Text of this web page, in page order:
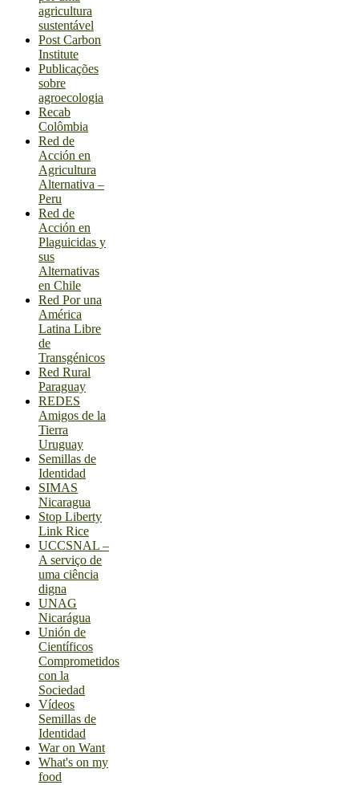
agricultura
sustentável
Post Carbon
Institute
Publicações
sobre
agroecologia
Recab
Colômbia
Red de
Acción en
Agricultura
Alternativa –
Peru
Red de
Acción en
Plaguicidas y
sus
Alternativas
en Chile
Red Por una
América
Latina Libre
de
Transgénicos
Red Rural
Paraguay
REDES
Amigos de la
Tierra
Uruguay
Semillas de
Identidad
SIMAS
Nicaragua
Stop Liberty
Link Rice
UCCSNAL –
A serviço de
uma ciência
digna
UNAG
Nicarágua
Unión de
Científicos
Comprometidos
con la
Sociedad
Vídeos
Semillas de
Identidad
War on Want
What's on my
food